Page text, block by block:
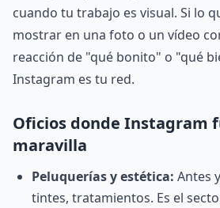
cuando tu trabajo es visual. Si lo
mostrar en una foto o un vídeo
reacción de "qué bonito" o "qué
Instagram es tu red.
Oficios donde Instagram
maravilla
Peluquerías y estética: Antes
tintes, tratamientos. Es el